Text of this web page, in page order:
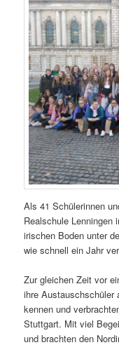
Als 41 Schülerinnen
Realschule Lenningen
irischen Boden unter
wie schnell ein Jahr
Zur gleichen Zeit vor
ihre Austauschschüler
kennen und
Stuttgart. Mit viel
und brachten den